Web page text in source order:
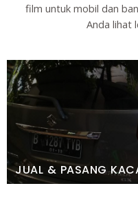
film untuk mobil dan
Anda lihat
JUAL & PASANG